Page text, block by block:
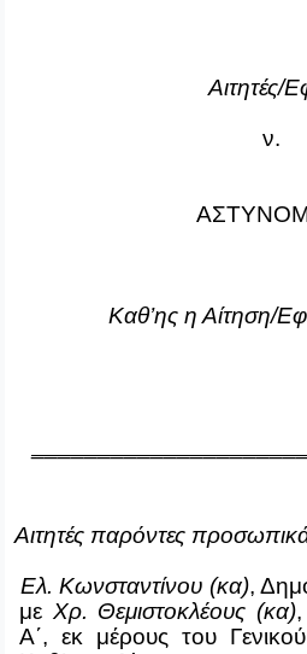
Αιτητές/
ν.
Καθ’ης η Αίτηση/
Αιτητές παρόντες
Κωνσταντίνου (κα),
με Χρ. Θεμιστοκλέους (κα),
Α΄, εκ μέρους του